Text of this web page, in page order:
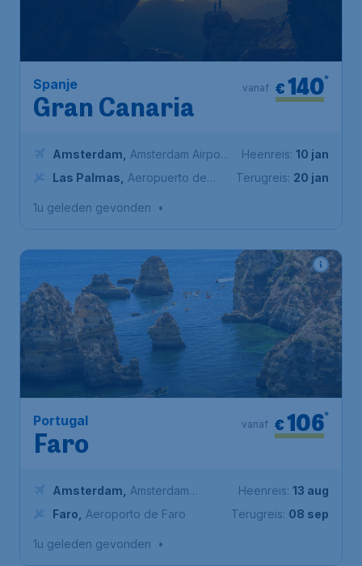
Spanje
Gran Canaria
€140*
vanaf
Amsterdam
Amsterdam Airport
Schiphol
Las Palmas
Aeropuerto de
Heenreis: 10 jan
Terugreis: 20 jan
1u geleden gevonden •
Portugal
Faro
€106*
vanaf
Amsterdam
Amsterdam
Airport Schiphol
Faro Aeroporto de Faro
Heenreis: 13 aug
Terugreis: 08 sep
1u geleden gevonden •